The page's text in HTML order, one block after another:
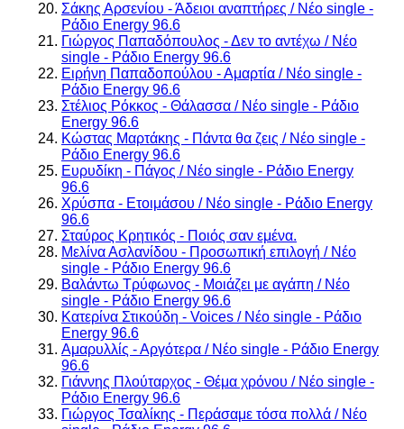
Σάκης Αρσενίου - Άδειοι αναπτήρες / Νέο single -
Ράδιο Energy 96.6
Γιώργος Παπαδόπουλος - Δεν το αντέχω / Νέο
single - Ράδιο Energy 96.6
Ειρήνη Παπαδοπούλου - Αμαρτία / Νέο single -
Ράδιο Energy 96.6
Στέλιος Ρόκκος - Θάλασσα / Νέο single - Ράδιο
Energy 96.6
Κώστας Μαρτάκης - Πάντα θα ζεις / Νέο single -
Ράδιο Energy 96.6
Ευρυδίκη - Πάγος / Νέο single - Ράδιο Energy
96.6
Χρύσπα - Ετοιμάσου / Νέο single - Ράδιο Energy
96.6
Σταύρος Κρητικός - Ποιός σαν εμένα.
Μελίνα Ασλανίδου - Προσωπική επιλογή / Νέο
single - Ράδιο Energy 96.6
Βαλάντω Τρύφωνος - Μοιάζει με αγάπη / Νέο
single - Ράδιο Energy 96.6
Κατερίνα Στικούδη - Voices / Νέο single - Ράδιο
Energy 96.6
Αμαρυλλίς - Αργότερα / Νέο single - Ράδιο Energy
96.6
Γιάννης Πλούταρχος - Θέμα χρόνου / Νέο single -
Ράδιο Energy 96.6
Γιώργος Τσαλίκης - Περάσαμε τόσα πολλά / Νέο